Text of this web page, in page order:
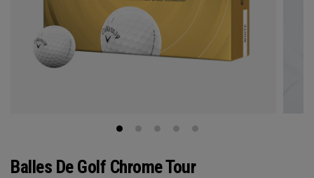
Balles De Golf Chrome Tour